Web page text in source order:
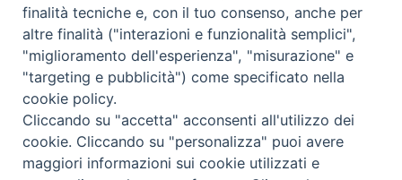
086550849
segreteria@diocesiiserniavenafro.it
I nostri social
Copyright © 2018 - Diocesi di Isernia-Venafro (C.F.
90008750946). Riproduzione solo con permesso.
finalità tecniche e, con il tuo consenso, anche per
altre finalità ("interazioni e funzionalità semplici",
"miglioramento dell'esperienza", "misurazione" e
"targeting e pubblicità") come specificato nella
cookie policy.
Cliccando su "accetta" acconsenti all'utilizzo dei
cookie. Cliccando su "personalizza" puoi avere
maggiori informazioni sui cookie utilizzati e